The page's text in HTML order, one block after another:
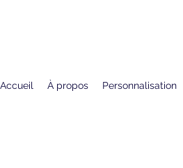
Accueil À propos Personnalisation